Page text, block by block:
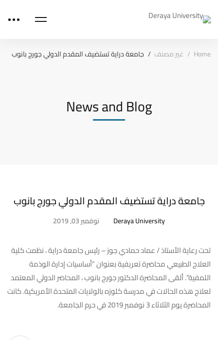
Home غير مصنف جامعة دراية تستضيف المقدم الدولي جورج بانوب
News and Blog
جامعة دراية تستضيف المقدم الدولي جورج بانوب
Deraya University نوفمبر 03, 2019
تحت رعاية الأستاذ / عماد حمادي جوز – رئيس جامعة دراية ، نظمت كلية
العلاج الطبيعي محاضرة تعريفية بعنوان “أساسيات إدارة الوذمة
اللمفية”. ألقى المحاضرة الدكتور جورج بانوب ، المحاضر الدولي المعتمد
لعلاج هذه الحالات في مدرسة كلوزه بالولايات المتحدة الأمريكية. كانت
المحاضرة يوم الثلاثاء 3 نوفمبر 2019 في حرم الجامعة.